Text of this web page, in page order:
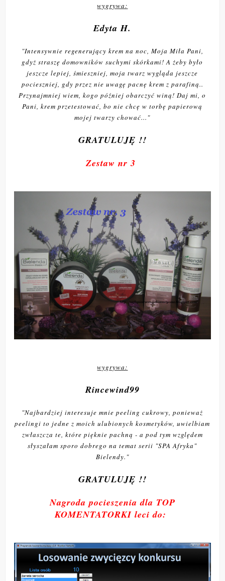
wygrywa:
Edyta H.
"Intensywnie regenerujący krem na noc, Moja Miła Pani,
gdyż straszę domowników suchymi skórkami! A żeby było
jeszcze lepiej, śmieszniej, moja twarz wygląda jeszcze
pocieszniej, gdy przez nie uwagę pacnę krem z parafiną..
Przynajmniej wiem, kogo później obarczyć winą! Daj mi, o
Pani, krem przetestować, bo nie chcę w torbę papierową
mojej twarzy chować..."
GRATULUJĘ !!
Zestaw nr 3
wygrywa:
Rincewind99
"Najbardziej interesuje mnie peeling cukrowy, ponieważ
peelingi to jedne z moich ulubionych kosmetyków, uwielbiam
zwłaszcza te, które pięknie pachną - a pod tym względem
słyszałam sporo dobrego na temat serii "SPA Afryka"
Bielendy."
GRATULUJĘ !!
Nagroda pocieszenia dla TOP
KOMENTATORKI leci do: